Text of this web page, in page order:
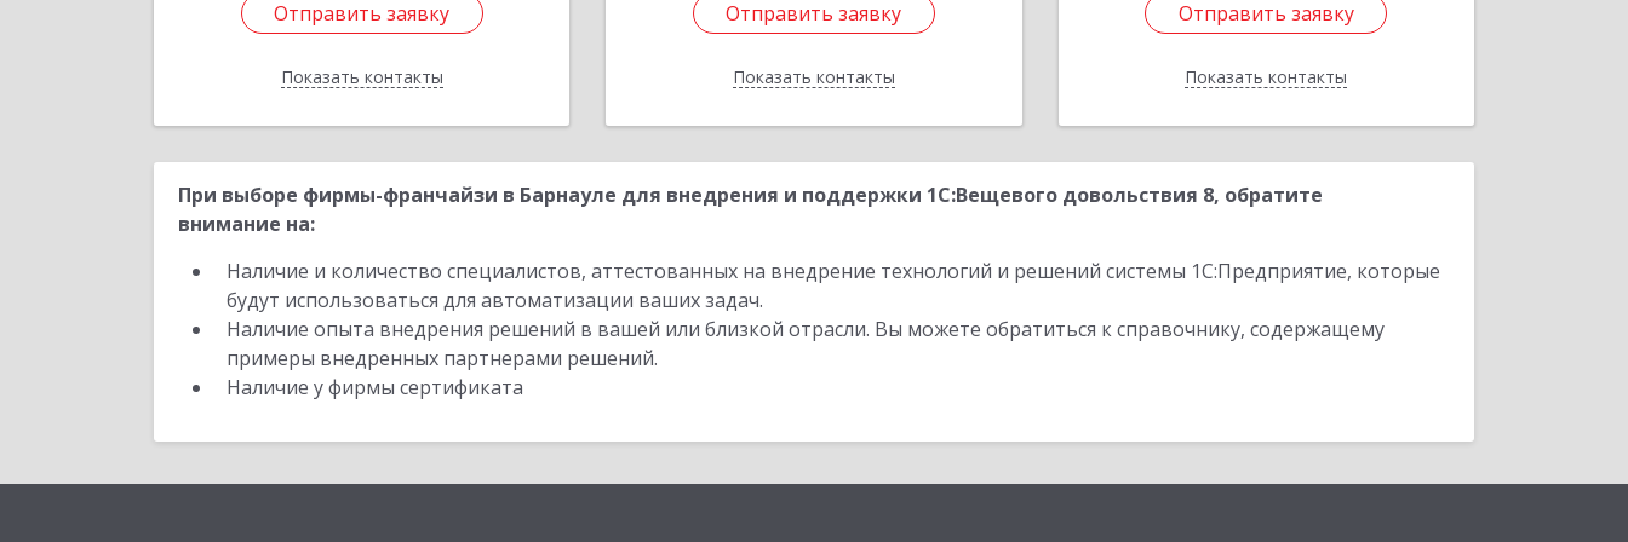
Отправить заявку
Показать контакты
Отправить заявку
Назад
Отправить заявку
Показать контакты
Отправить заявку
Назад
Отправить заявку
Показать контакты
Отправить заявку
Назад
При выборе фирмы-франчайзи в Барнауле для внедрения и поддержки 1С:Вещевого довольствия 8, обратите
внимание на:
Наличие и количество специалистов, аттестованных на внедрение технологий и решений системы 1С:Предприятие, которые
будут использоваться для автоматизации ваших задач.
Наличие опыта внедрения решений в вашей или близкой отрасли. Вы можете обратиться к справочнику, содержащему
примеры внедренных партнерами решений.
Наличие у фирмы сертификата